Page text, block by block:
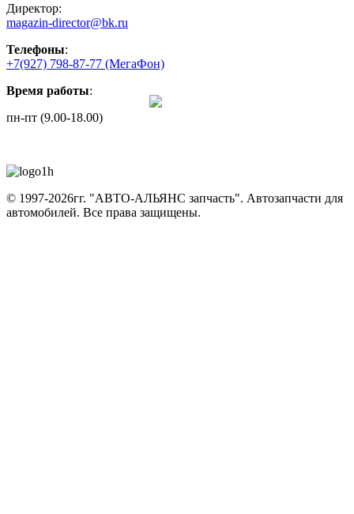
Директор:
magazin-director@bk.ru
Телефоны:
+7(927) 798-87-77 (МегаФон)
Время работы:
пн-пт (9.00-18.00)
© 1997-2026гг. "АВТО-АЛЬЯНС запчасть". Автозапчасти для
автомобилей. Все права защищены.